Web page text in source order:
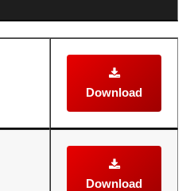
Download
Download